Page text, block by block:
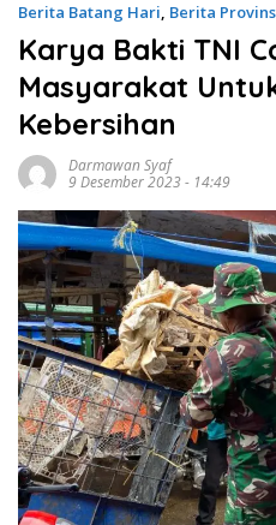
Berita Batang Hari, Berita
Karya Bakti TNI
Masyarakat
Kebersihan
Darmawan Syaf
9 Desember 2023 - 14:49